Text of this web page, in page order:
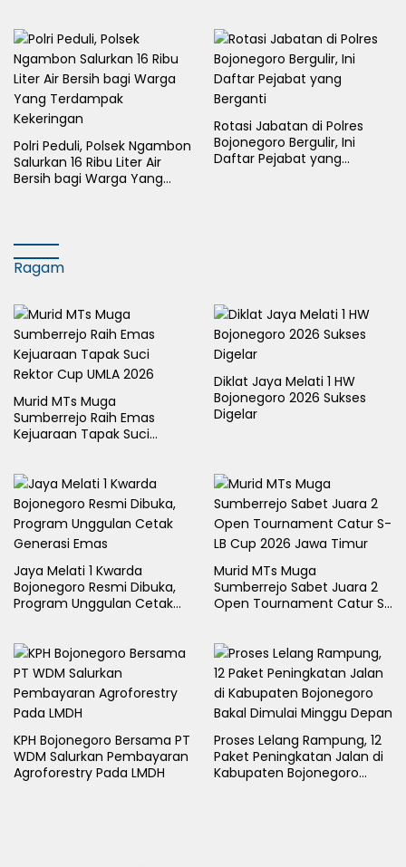
Polri Peduli, Polsek Ngambon
Salurkan 16 Ribu Liter Air
Bersih bagi Warga Yang
Rotasi Jabatan di Polres
Bojonegoro Bergulir, Ini
Daftar Pejabat yang
Ragam
Murid MTs Muga
Sumberrejo Raih Emas
Kejuaraan Tapak Suci
Diklat Jaya Melati 1 HW
Bojonegoro 2026 Sukses
Digelar
Jaya Melati 1 Kwarda
Bojonegoro Resmi Dibuka,
Program Unggulan Cetak
Murid MTs Muga
Sumberrejo Sabet Juara 2
Open Tournament Catur S-
KPH Bojonegoro Bersama PT
WDM Salurkan Pembayaran
Agroforestry Pada LMDH
Proses Lelang Rampung, 12
Paket Peningkatan Jalan di
Kabupaten Bojonegoro